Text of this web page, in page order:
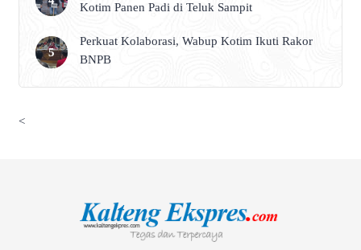
Kotim Panen Padi di Teluk Sampit
Perkuat Kolaborasi, Wabup Kotim Ikuti Rakor
BNPB
<